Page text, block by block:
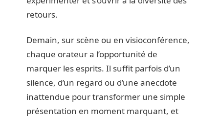
retours.
Demain, sur scène ou en visioconférence,
chaque orateur a l’opportunité de
marquer les esprits. Il suffit parfois d’un
silence, d’un regard ou d’une anecdote
inattendue pour transformer une simple
présentation en moment marquant, et